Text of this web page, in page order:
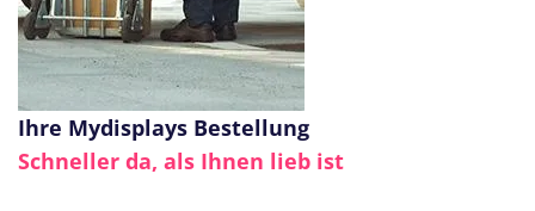
Ihre Mydisplays Bestellung
Schneller da, als Ihnen lieb ist